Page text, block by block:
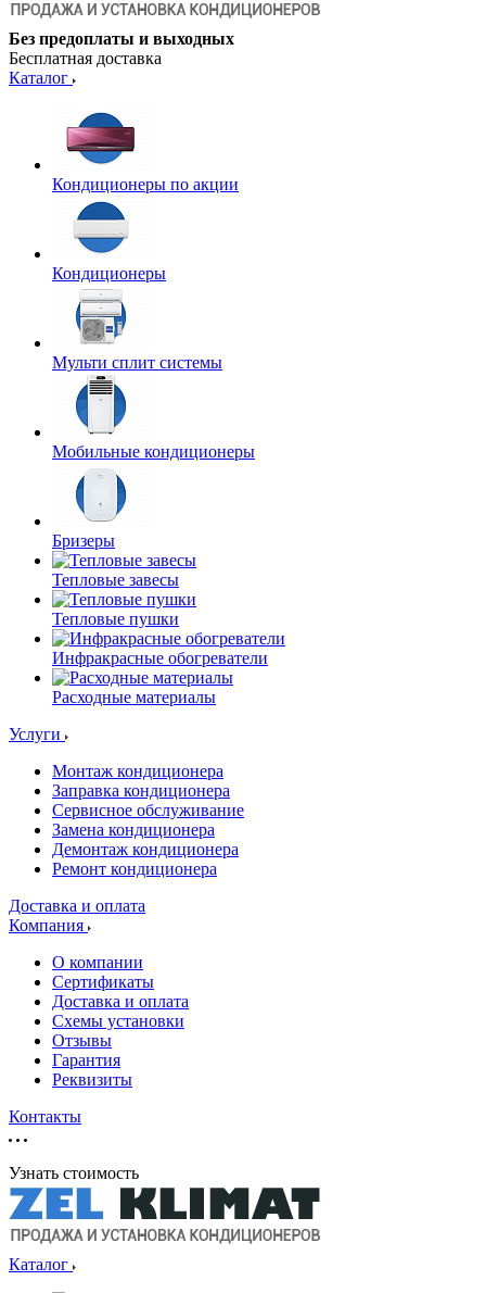
Без предоплаты и выходных
Бесплатная доставка
Каталог
Кондиционеры по акции
Кондиционеры
Мульти сплит системы
Мобильные кондиционеры
Бризеры
Тепловые завесы
Тепловые пушки
Инфракрасные обогреватели
Расходные материалы
Услуги
Монтаж кондиционера
Заправка кондиционера
Сервисное обслуживание
Замена кондиционера
Демонтаж кондиционера
Ремонт кондиционера
Доставка и оплата
Компания
О компании
Сертификаты
Доставка и оплата
Схемы установки
Отзывы
Гарантия
Реквизиты
Контакты
Узнать стоимость
Каталог